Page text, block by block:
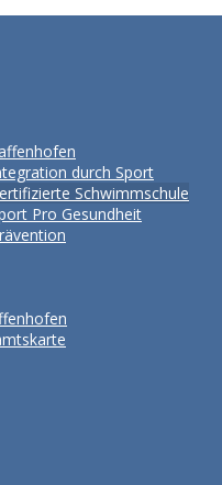
durch Sport
Schwimmschule
Pro Gesundheit